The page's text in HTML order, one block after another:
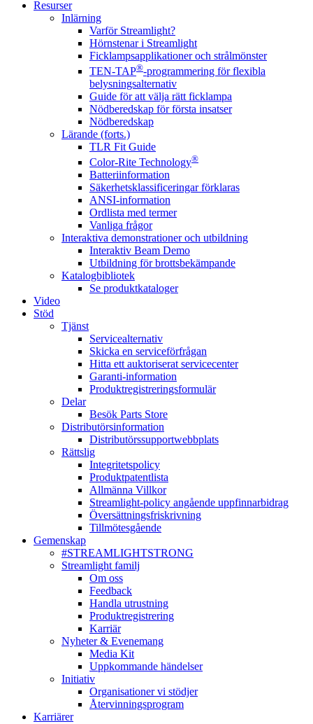
Resurser
Inlärning
Varför Streamlight?
Hörnstenar i Streamlight
Ficklampsapplikationer och strålmönster
TEN-TAP®-programmering för flexibla
belysningsalternativ
Guide för att välja rätt ficklampa
Nödberedskap för första insatser
Nödberedskap
Lärande (forts.)
TLR Fit Guide
Color-Rite Technology®
Batteriinformation
Säkerhetsklassificeringar förklaras
ANSI-information
Ordlista med termer
Vanliga frågor
Interaktiva demonstrationer och utbildning
Interaktiv Beam Demo
Utbildning för brottsbekämpande
Katalogbibliotek
Se produktkataloger
Video
Stöd
Tjänst
Servicealternativ
Skicka en serviceförfrågan
Hitta ett auktoriserat servicecenter
Garanti-information
Produktregistreringsformulär
Delar
Besök Parts Store
Distributörsinformation
Distributörssupportwebbplats
Rättslig
Integritetspolicy
Produktpatentlista
Allmänna Villkor
Streamlight-policy angående uppfinnarbidrag
Översättningsfriskrivning
Tillmötesgående
Gemenskap
#STREAMLIGHTSTRONG
Streamlight familj
Om oss
Feedback
Handla utrustning
Produktregistrering
Karriär
Nyheter & Evenemang
Media Kit
Uppkommande händelser
Initiativ
Organisationer vi stödjer
Återvinningsprogram
Karriärer